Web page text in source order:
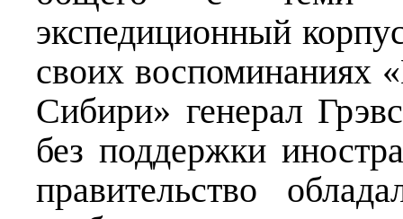
экспедиционный
своих воспоминаниях
Сибири» генерал
без поддержки
правительство